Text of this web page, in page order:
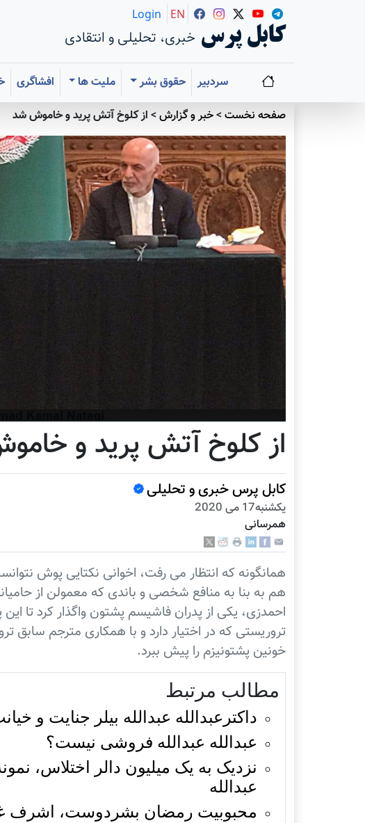
کابل پرس خبری، تحلیلی و انتقادی
Login EN
سردبیر حقوق بشر ملیت ها افشاگری
صفحه نخست>خبر و گزارش> از کلوخ آتش پرید و خاموش شد
از کلوخ آتش پرید و
کابل پرس خبری و تحلیلی
يكشنبه17 می 2020
همرسانی
همانگونه که انتظار می رفت، اخوانی نکتایی پوش
هم به بنا به منافع شخصی و باندی که معمولن از
احمدزی، یکی از پدران فاشیسم پشتون واگذار کرد تا
تروریستی که در اختیار دارد و با همکاری مترجم سابق
خونین پشتونیزم را پیش ببرد.
مطالب مرتبط
داکترعبدالله عبدالله بیلر جنایت و
عبدالله عبدالله فروشی نیست؟
نزديک به يک ميليون دالر اختلاس،
عبدالله
محبوبیت رمضان بشردوست، اشرف